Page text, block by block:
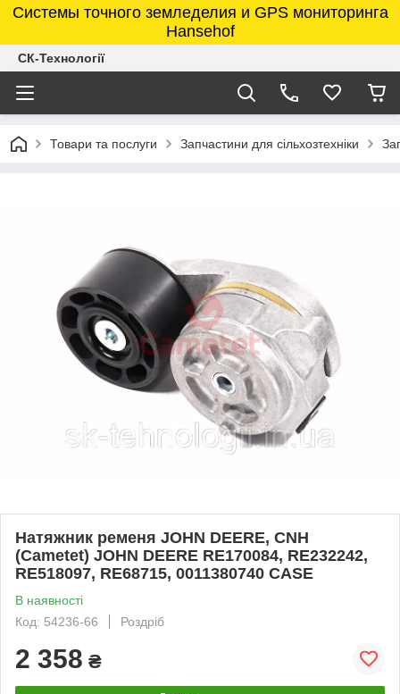
Системы точного земледелия и GPS мониторинга
Hansehof
СК-Технології
Товари та послуги Запчастини для сільхозтехніки
Натяжник ременя JOHN DEERE, CNH
(Cametet) JOHN DEERE RE170084, RE232242,
RE518097, RE68715, 0011380740 CASE
В наявності
Код: 54236-66
Роздріб
2 358 ₴